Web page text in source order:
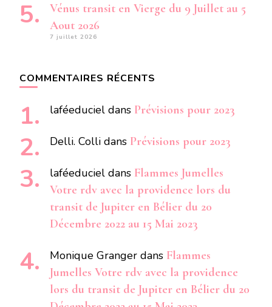
Vénus transit en Vierge du 9 Juillet au 5
Aout 2026
7 juillet 2026
COMMENTAIRES RÉCENTS
laféeduciel dans Prévisions pour 2023
Delli. Colli dans Prévisions pour 2023
laféeduciel dans Flammes Jumelles
Votre rdv avec la providence lors du
transit de Jupiter en Bélier du 20
Décembre 2022 au 15 Mai 2023
Monique Granger dans Flammes
Jumelles Votre rdv avec la providence
lors du transit de Jupiter en Bélier du 20